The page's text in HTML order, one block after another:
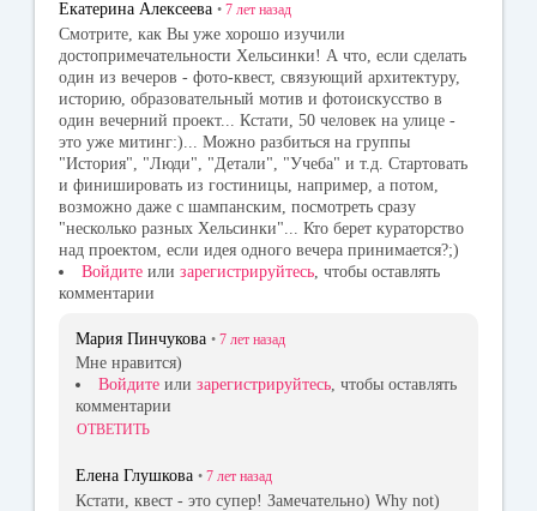
Екатерина Алексеева • 7 лет назад
Смотрите, как Вы уже хорошо изучили
достопримечательности Хельсинки! А что, если сделать
один из вечеров - фото-квест, связующий архитектуру,
историю, образовательный мотив и фотоискусство в
один вечерний проект... Кстати, 50 человек на улице -
это уже митинг:)... Можно разбиться на группы
"История", "Люди", "Детали", "Учеба" и т.д. Стартовать
и финишировать из гостиницы, например, а потом,
возможно даже с шампанским, посмотреть сразу
"несколько разных Хельсинки"... Кто берет кураторство
над проектом, если идея одного вечера принимается?;)
Войдите или зарегистрируйтесь , чтобы оставлять
комментарии
Мария Пинчукова • 7 лет назад
Мне нравится)
Войдите или зарегистрируйтесь, чтобы оставлять
комментарии
ОТВЕТИТЬ
Елена Глушкова • 7 лет назад
Кстати, квест - это супер! Замечательно) Why not)